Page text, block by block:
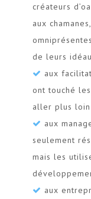
créateurs
aux
de leurs
aux
ont touché
aller plus
aux
seulement
mais les
aux